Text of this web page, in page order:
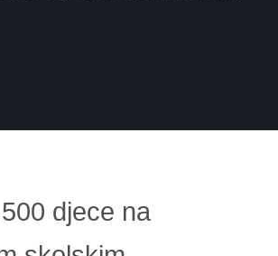
djece na